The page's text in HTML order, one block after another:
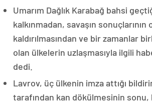
Umarım Dağlık Karabağ bahsi
kalkınmadan, savaşın sonuçlarının
kaldırılmasından ve bir zamanlar
olan ülkelerin uzlaşmasıyla ilgili
dedi.
Lavrov, üç ülkenin imza attığı
tarafından kan dökülmesinin sonu,